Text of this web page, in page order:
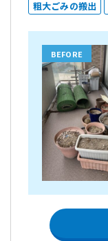
粗大ごみの搬出
BEFORE